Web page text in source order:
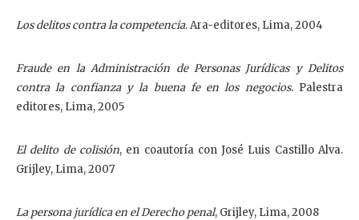
Los delitos contra la competencia. Ara-editores, Lima, 2004
Fraude en la Administración de Personas Jurídicas y Delitos
contra la confianza y la buena fe en los negocios. Palestra
editores, Lima, 2005
El delito de colisión, en coautoría con José Luis Castillo Alva.
Grijley, Lima, 2007
La persona jurídica en el Derecho penal, Grijley, Lima, 2008